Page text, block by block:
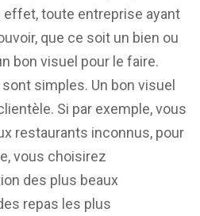
effet, toute entreprise ayant
que ce soit un bien ou
bon visuel pour le faire.
simples. Un bon visuel
Si par exemple, vous
restaurants inconnus, pour
vous choisirez
des plus beaux
repas les plus